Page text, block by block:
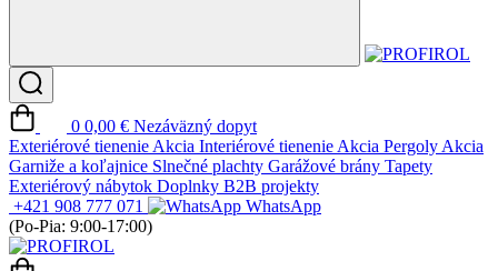
0 0,00 € Nezáväzný dopyt
Exteriérové tienenie Akcia Interiérové tienenie Akcia Pergoly Akcia
Garniže a koľajnice Slnečné plachty Garážové brány Tapety
Exteriérový nábytok Doplnky B2B projekty
+421 908 777 071
WhatsApp
(Po-Pia: 9:00-17:00)